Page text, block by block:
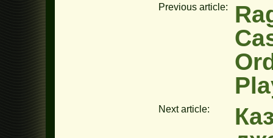
Previous article:
Next article: